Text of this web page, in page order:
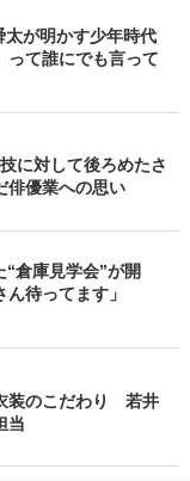
太が明かす少年時代
って誰にでも言って
に対して後ろめたさ
優業への思い
倉庫見学会”が開
待ってます」
装のこだわり 若井
当